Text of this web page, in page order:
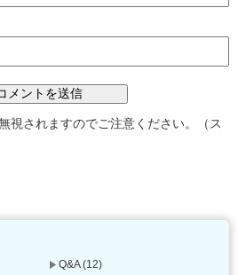
視されますのでご注意ください。（ス
Q&A(12)